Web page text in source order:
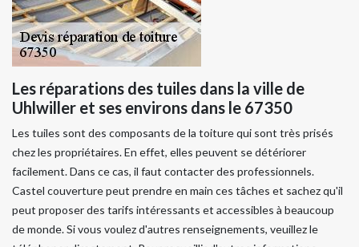
Les réparations des tuiles dans la ville de
Uhlwiller et ses environs dans le 67350
Les tuiles sont des composants de la toiture qui sont très prisés
chez les propriétaires. En effet, elles peuvent se détériorer
facilement. Dans ce cas, il faut contacter des professionnels.
Castel couverture peut prendre en main ces tâches et sachez qu'il
peut proposer des tarifs intéressants et accessibles à beaucoup
de monde. Si vous voulez d'autres renseignements, veuillez le